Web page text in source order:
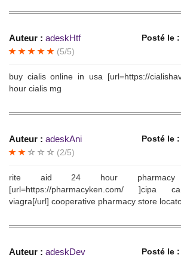
Auteur : adeskHtf Posté le :
(5/5)
buy cialis online in usa [url=https://
hour cialis mg
Auteur : adeskAni Posté le :
(2/5)
rite aid 24 hour pharmacy
[url=https://pharmacyken.com/ ]cipa
viagra[/url] cooperative pharmacy store
Auteur : adeskDev Posté le :